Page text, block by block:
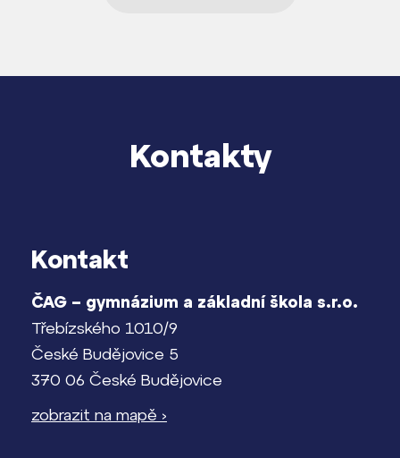
Kontakty
Kontakt
ČAG – gymnázium a základní škola s.r.o.
Třebízského 1010/9
České Budějovice 5
370 06 České Budějovice
zobrazit na mapě ›